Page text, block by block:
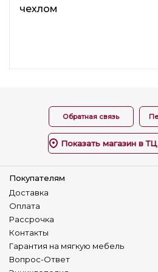
Подушки в комплекте
Универсальный угол
Изготовление в коже
Нет
Детский диван
Да
чехлом
Обратная связь
Показать магазин в
Покупателям
Доставка
Оплата
Рассрочка
Контакты
Гарантия на мягкую мебель
Вопрос-Ответ